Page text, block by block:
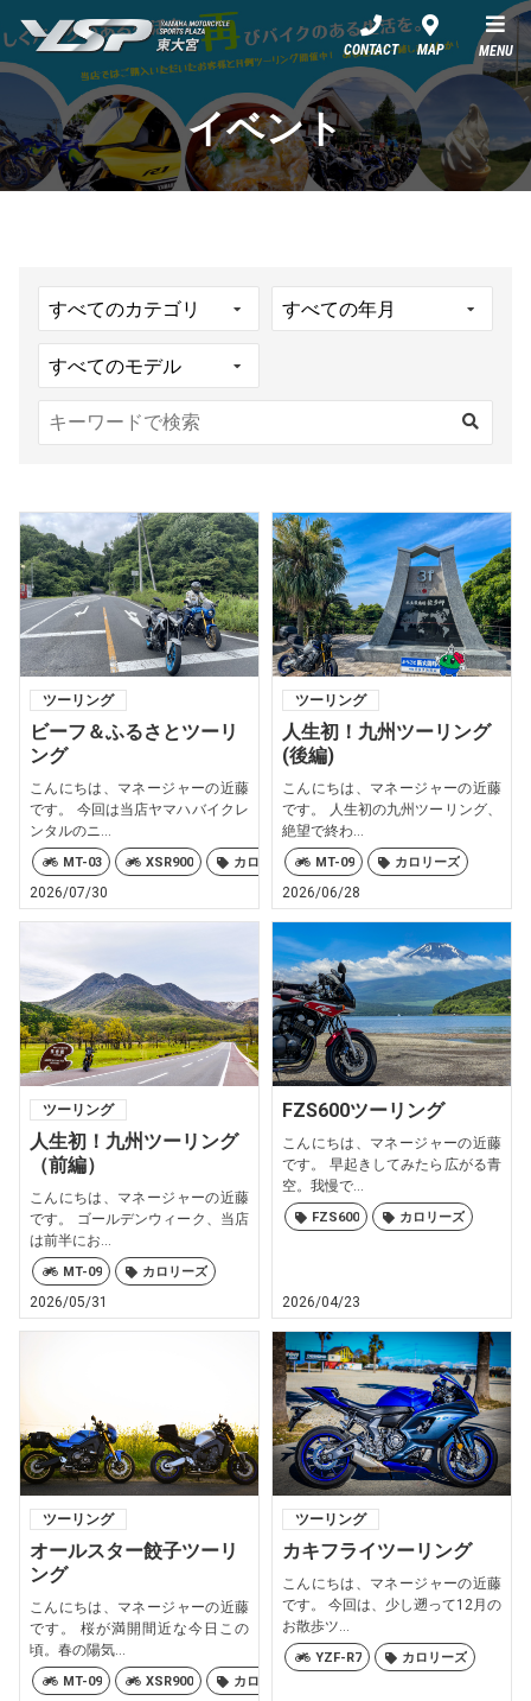
YSP東大宮
CONTACT MAP MENU
イベント
ツーリング
ビーフ＆ふるさとツーリ
ング
こんにちは、マネージャーの近藤
です。 今回は当店ヤマハバイクレ
ンタルのニ...
MT-03 XSR900 カロリーズ
2026/07/30
ツーリング
人生初！九州ツーリング
(後編)
こんにちは、マネージャーの近藤
です。 人生初の九州ツーリング、
絶望で終わ...
MT-09 カロリーズ
2026/06/28
ツーリング
人生初！九州ツーリング
（前編）
こんにちは、マネージャーの近藤
です。 ゴールデンウィーク、当店
は前半にお...
MT-09 カロリーズ
2026/05/31
FZS600ツーリング
こんにちは、マネージャーの近藤
です。 早起きしてみたら広がる青
空。我慢で...
FZS600 カロリーズ
2026/04/23
ツーリング
オールスター餃子ツーリ
ング
こんにちは、マネージャーの近藤
です。 桜が満開間近な今日この
頃。春の陽気...
MT-09 XSR900 カロリーズ
ツーリング
カキフライツーリング
こんにちは、マネージャーの近藤
です。 今回は、少し遡って12月の
お散歩ツ...
YZF-R7 カロリーズ